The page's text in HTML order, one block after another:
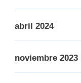
abril 2024
noviembre 2023